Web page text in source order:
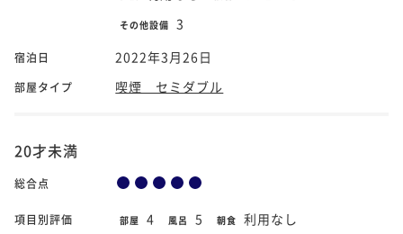
その他設備 3
宿泊日 2022年3月26日
部屋タイプ 喫煙 セミダブル
20才未満
総合点
項目別評価 部屋 4 風呂 5 朝食 利用なし